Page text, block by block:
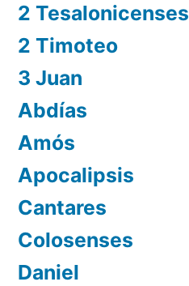
2 Tesalonicenses
2 Timoteo
3 Juan
Abdías
Amós
Apocalipsis
Cantares
Colosenses
Daniel